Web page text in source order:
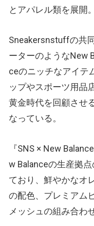
とアパレル類を展開。
Sneakersnstuffの共
ーターのようなNew
ceのニッチなアイテ
ップやスポーツ用品
黄金時代を回顧させ
なっている。
『SNS × New
w Balanceの生産拠
ており、鮮やかなオ
の配色、プレミアム
メッシュの組み合わ